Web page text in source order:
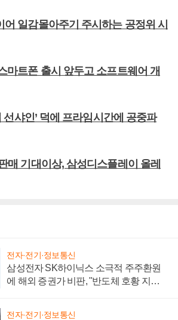
어 일감몰아주기 주시하는 공정위 시
마트폰 출시 앞두고 소프트웨어 개
선샤인’ 덕에 프라임시간에 공중파
매 기대이상, 삼성디스플레이 올레
전자·전기·정보통신
삼성전자 SK하이닉스 소극적 주주환원
에 해외 증권가 비판, "반도체 호황 지속
전자·전기·정보통신